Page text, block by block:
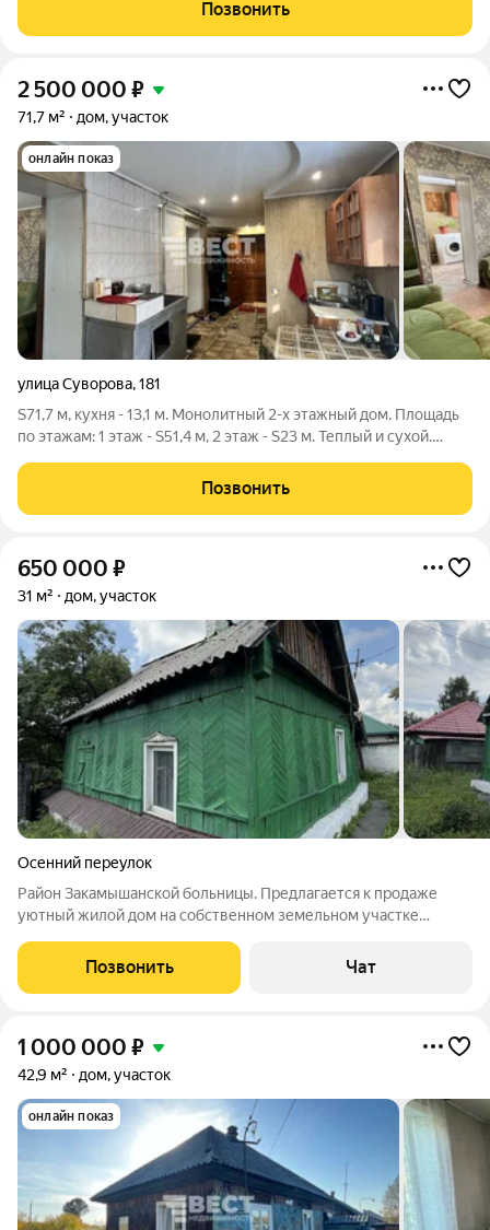
ПВХ.
Позвонить
2 500 000 ₽
71,7 м² дом, участок
онлайн показ
улица Суворова,181
S71,7 м, кухня - 13,1 м. Монолитный 2-х этажный дом. Площадь
по этажам: 1 этаж - S51,4 м, 2 этаж - S23 м. Теплый и сухой.
линолеум. Потолки высокие 2,8 м - потолочная плитка. Стены
ровные.
Позвонить
650 000 ₽
31 м² дом, участок
Осенний переулок
Район Закамышанской больницы. Предлагается к продаже
уютный жилой дом на собственном земельном участке
2 жилые комнаты и кухня. установлены пластиковые окна.
Готов к проживанию. На участке:
Позвонить Чат
1 000 000 ₽
42,9 м² дом, участок
онлайн показ